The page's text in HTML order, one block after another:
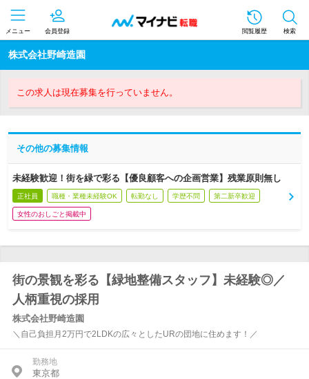
メニュー 会員登録 閲覧履歴 検索
株式会社野崎造園
この求人は現在募集を行っていません。
その他の募集情報
未経験歓迎！街を緑で彩る【優良顧客への企画営業】残業原則無し
正社員 職種・業種未経験OK 転勤なし 学歴不問 第二新卒歓迎
女性のおしごと掲載中
街の景観を彩る【緑地整備スタッフ】未経験◎／
人柄重視の採用
株式会社野崎造園
＼自己負担月2万円で2LDKの広々としたURの団地に住めます！／
勤務地
東京都